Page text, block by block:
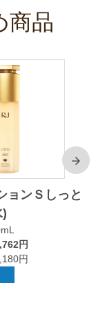
商品
ョンＳしっと
)
円
円
次